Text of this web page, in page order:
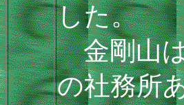
した。
金剛山は
の社務所